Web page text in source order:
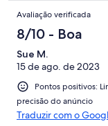
Avaliação verificada
8/10 - Boa
Sue M.
15 de ago. de 2023
Pontos positivos:
precisão do anúncio
Traduzir com o